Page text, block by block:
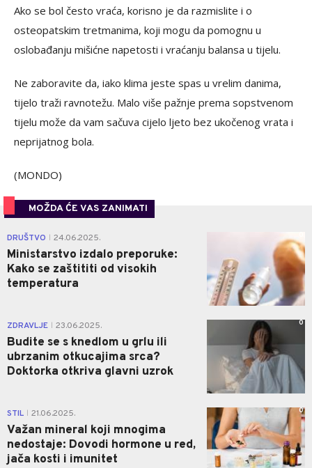
Ako se bol često vraća, korisno je da razmislite i o
osteopatskim tretmanima, koji mogu da pomognu u
oslobađanju mišićne napetosti i vraćanju balansa u tijelu.
Ne zaboravite da, iako klima jeste spas u vrelim danima,
tijelo traži ravnotežu. Malo više pažnje prema sopstvenom
tijelu može da vam sačuva cijelo ljeto bez ukočenog vrata i
neprijatnog bola.
(MONDO)
MOŽDA ĆE VAS ZANIMATI
DRUŠTVO 24.06.2025.
Ministarstvo izdalo preporuke:
Kako se zaštititi od visokih
temperatura
ZDRAVLJE 23.06.2025.
Budite se s knedlom u grlu ili
ubrzanim otkucajima srca?
Doktorka otkriva glavni uzrok
0
STIL 21.06.2025.
Važan mineral koji mnogima
nedostaje: Dovodi hormone u red,
jača kosti i imunitet
0